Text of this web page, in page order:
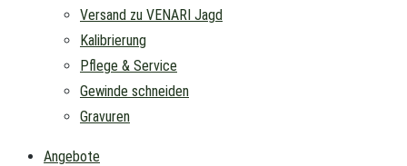
Versand zu VENARI Jagd
Kalibrierung
Pflege & Service
Gewinde schneiden
Gravuren
Angebote